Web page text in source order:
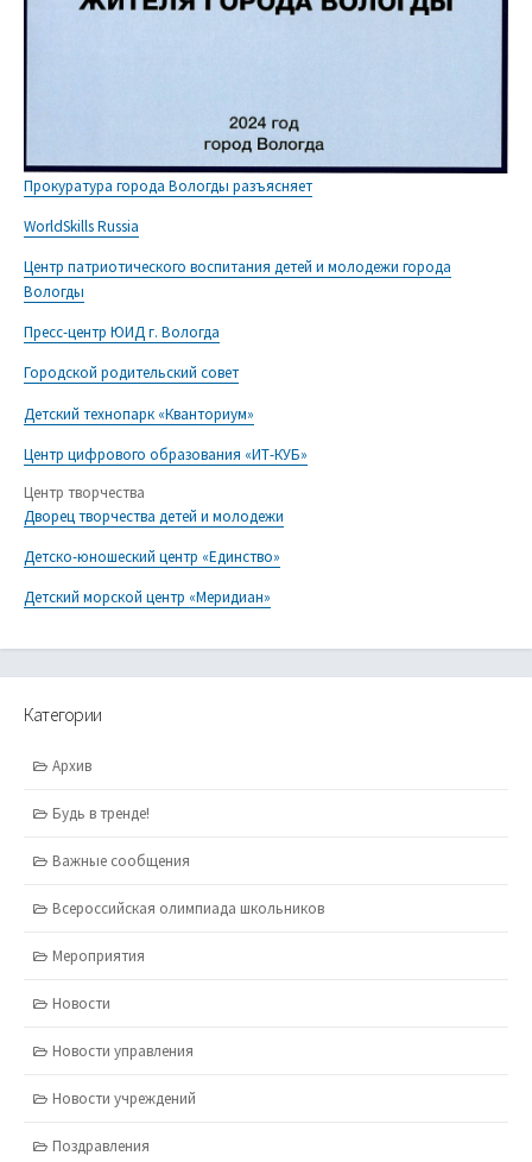
Прокуратура города Вологды разъясняет
WorldSkills Russia
Центр патриотического воспитания детей и молодежи города
Вологды
Пресс-центр ЮИД г. Вологда
Городской родительский совет
Детский технопарк «Кванториум»
Центр цифрового образования «ИТ-КУБ»
Центр творчества
Дворец творчества детей и молодежи
Детско-юношеский центр «Единство»
Детский морской центр «Меридиан»
Категории
Архив
Будь в тренде!
Важные сообщения
Всероссийская олимпиада школьников
Мероприятия
Новости
Новости управления
Новости учреждений
Поздравления